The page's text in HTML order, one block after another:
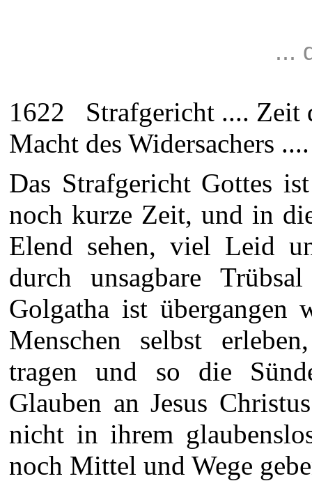
...
1622 Strafgericht .... Zeit
Macht des Widersachers ....
Das Strafgericht Gottes
noch kurze Zeit, und in
Elend sehen, viel Leid
durch unsagbare
Golgatha ist übergangen
Menschen selbst
tragen und so die
Glauben an Jesus
nicht in ihrem
noch Mittel und Wege